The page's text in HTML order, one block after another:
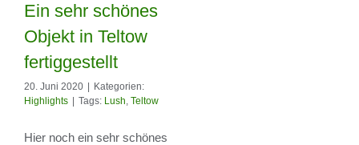
Royal Grass Lush
– Ein sehr schönes
Objekt in Teltow
Ein sehr schönes
Objekt in Teltow
fertiggestellt
20. Juni 2020
Kategorien:
Highlights
Tags: Lush, Teltow
Hier noch ein sehr schönes